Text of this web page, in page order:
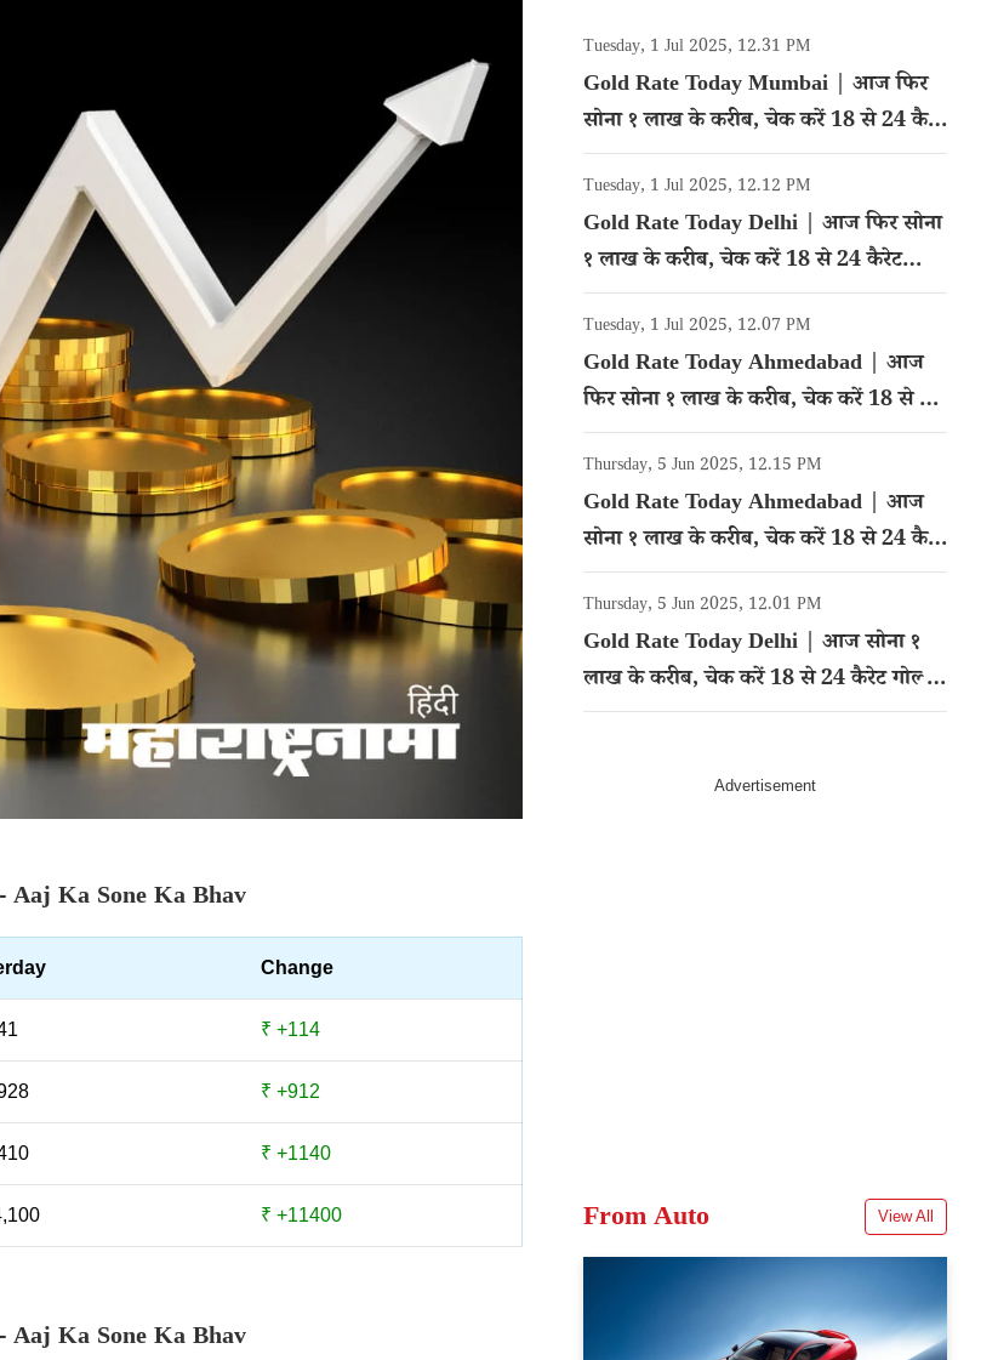
Aaj Ka Sone Ka Bhav
Change
₹ +114
₹ +912
₹ +1140
₹ +11400
Aaj Ka Sone Ka Bhav
Tuesday, 1 Jul 2025, 12.31 PM
Gold Rate Today Mumbai | आज फिर
सोना १ लाख के करीब, चेक करें 18 से 24 कैरेट
गोल्ड का रेट
Tuesday, 1 Jul 2025, 12.12 PM
Gold Rate Today Delhi | आज फिर सोना
१ लाख के करीब, चेक करें 18 से 24 कैरेट
गोल्ड का रेट
Tuesday, 1 Jul 2025, 12.07 PM
Gold Rate Today Ahmedabad | आज
फिर सोना १ लाख के करीब, चेक करें 18 से 24
कैरेट गोल्ड का रेट
Thursday, 5 Jun 2025, 12.15 PM
Gold Rate Today Ahmedabad | आज
सोना १ लाख के करीब, चेक करें 18 से 24 कैरेट
गोल्ड का रेट
Thursday, 5 Jun 2025, 12.01 PM
Gold Rate Today Delhi | आज सोना १
लाख के करीब, चेक करें 18 से 24 कैरेट गोल्ड
का रेट
From Auto View All